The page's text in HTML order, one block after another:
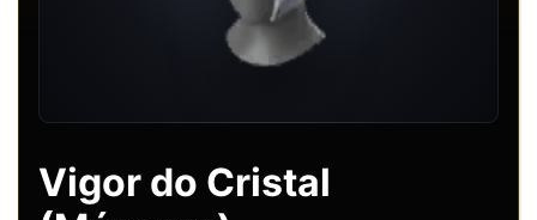
Vigor do Cristal